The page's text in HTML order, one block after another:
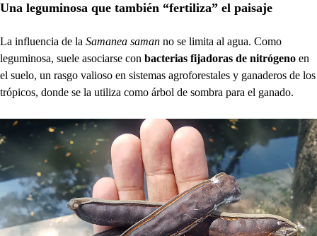
Una leguminosa que también “fertiliza” el paisaje
La influencia de la Samanea saman no se limita al agua. Como
leguminosa, suele asociarse con bacterias fijadoras de nitrógeno en
el suelo, un rasgo valioso en sistemas agroforestales y ganaderos de los
trópicos, donde se la utiliza como árbol de sombra para el ganado.